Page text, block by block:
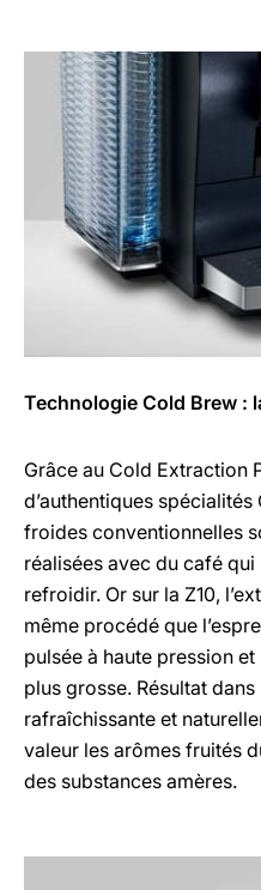
Technologie Cold Brew :
Grâce au Cold Extraction
d’authentiques
froides conventionnelles
réalisées avec du café
refroidir. Or sur la Z10,
même procédé que
pulsée à haute pression
plus grosse. Résultat
rafraîchissante et
valeur les arômes fruités
des substances amères.